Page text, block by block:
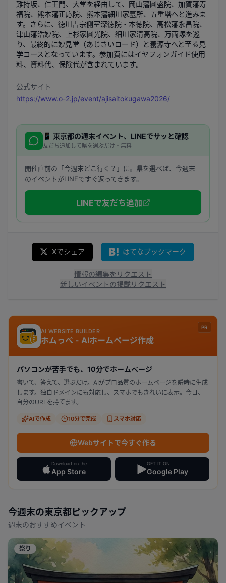
難持坂、仁王門、大堂を経由して、岡山藩圓盛院、加賀藩寿
福院、熊本藩正応院、熊本藩細川家墓所、五重塔へと進みま
す。さらに、徳川吉宗側室深徳院・本徳院、高松藩永昌院、
津山藩浩妙院、上杉家圓光院、細川家清高院、万両塚を巡
り、最終的に妙見堂（あじさいロード）と養源寺へと至る見
学コースとなっています。参加費にはイヤフォンガイド使用
料、資料代、保険代が含まれています。
公式サイト
https://www.o-2.jp/event/ajisaitokugawa2026/
📱 東京都の週末イベント、LINEでサッと確認
友だち追加して県を選ぶだけ・無料
開催直前の「今週末どこ行く？」に。県を選べば、今週末
のイベントがLINEですぐ返ってきます。
LINEで友だち追加
Xでシェア はてなブックマーク
情報の編集をリクエスト
新しいイベントの掲載リクエスト
PR
AI WEBSITE BUILDER
ホムっぺ - AIホームページ作成
パソコンが苦手でも、10分でホームページ
書いて、答えて、選ぶだけ。AIがプロ品質のホームページを瞬時に生成
します。独自ドメインにも対応し、スマホでもきれいに表示。今日、
自分のURLを持てます。
AIで作成 10分で完成 スマホ対応
Webサイトで今すぐ作る
Download on the
App Store
GET IT ON
Google Play
今週末の東京都 ピックアップ
週末のおすすめイベント
祭り